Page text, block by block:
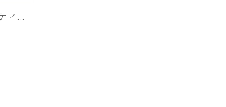
ィー